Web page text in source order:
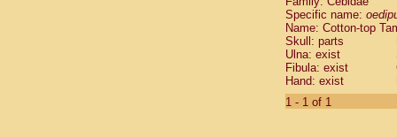
Cebidae
Cebidae
Cebidae
Cebidae
Cebidae
Cebidae
Cebidae
Specific name:
Name: Cotton-top
Skull: parts
Ulna: exist
Fibula: exist
Hand: exist
1 - 1 of 1